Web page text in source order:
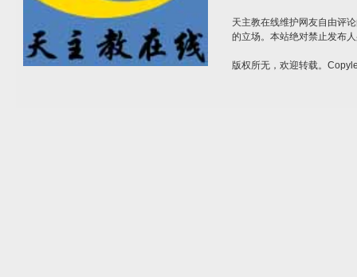
天主教在线维护网友自由评
的立场。本站绝对禁止发布
版权所无，欢迎转载。